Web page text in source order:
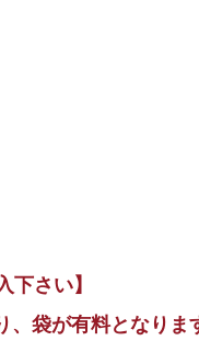
下さい】
袋が有料となりま